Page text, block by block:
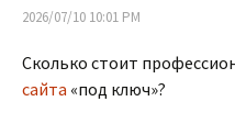
2026/07/10 10:01 PM
Сколько стоит
сайта «под ключ»?